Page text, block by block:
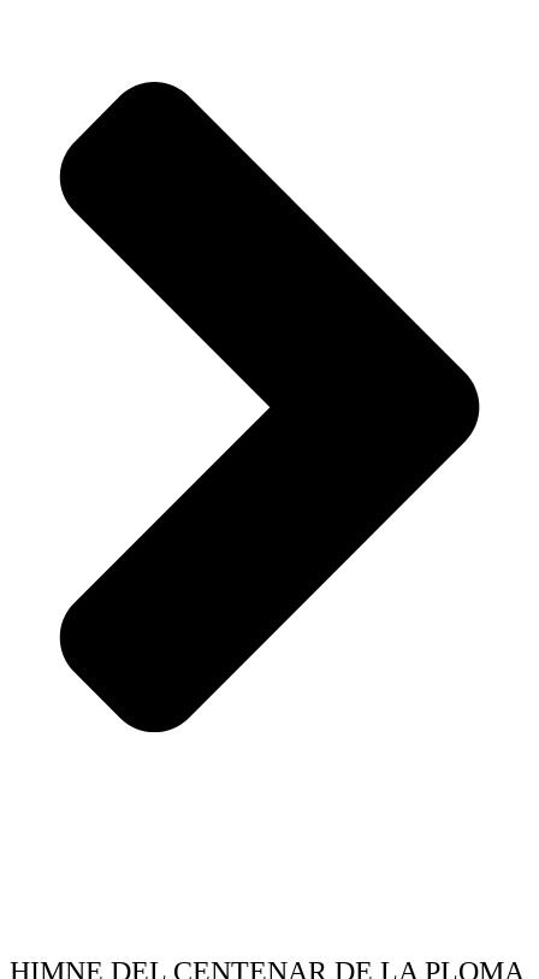
HIMNE DEL CENTENAR DE LA PLOMA